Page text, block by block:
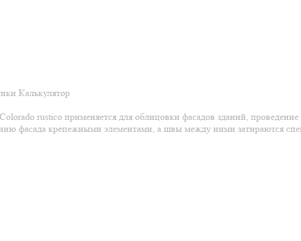
Калькулятор
rustico применяется для облицовки фасадов зданий,
фасада крепежными элементами, а швы между ними затираются